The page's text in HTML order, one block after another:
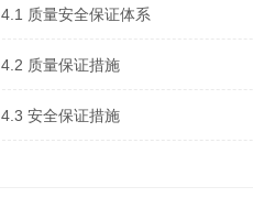
4.1 质量安全保证体系
4.2 质量保证措施
4.3 安全保证措施